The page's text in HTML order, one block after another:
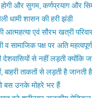
होगी और सुगम, कर्णप्रयाग और
धामी शासन की हरी झंडी
आत्महत्या एवं सौरभ खत्री
सामाजिक पक्ष पर अति
देशवासियों से नहीं लड़ती क्योंकि
बाहरी ताकतों से लड़ती है
बस उनके मोहरे भर हैं